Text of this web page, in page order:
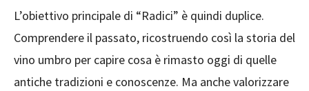
L’obiettivo principale di “Radici” è quindi duplice.
Comprendere il passato, ricostruendo così la storia del
vino umbro per capire cosa è rimasto oggi di quelle
antiche tradizioni e conoscenze. Ma anche valorizzare